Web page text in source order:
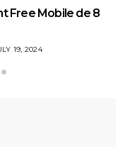
Free Mobile de 8
19, 2024